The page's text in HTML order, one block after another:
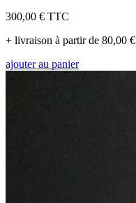
300,00 € TTC
+ livraison à partir de 80,00 €
ajouter au panier